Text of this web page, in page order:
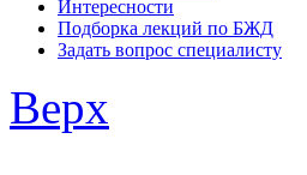
Интересности
Подборка лекций по БЖД
Задать вопрос специалисту
Верх